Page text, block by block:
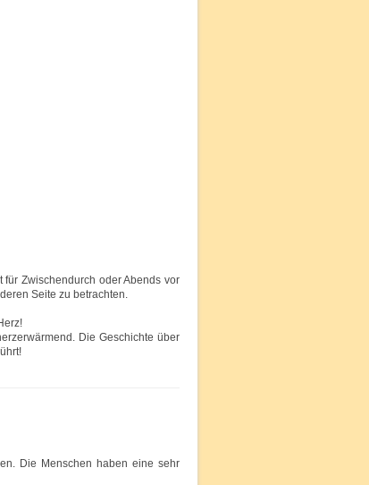
Zwischendurch oder Abends vor
Seite zu betrachten.
Die Geschichte über
Die Menschen haben eine sehr